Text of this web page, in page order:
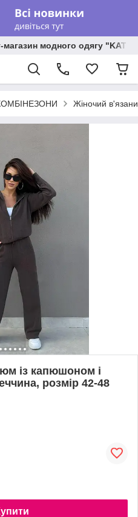
магазин модного одягу
Жіночий
із капюшоном і
розмір 42-48